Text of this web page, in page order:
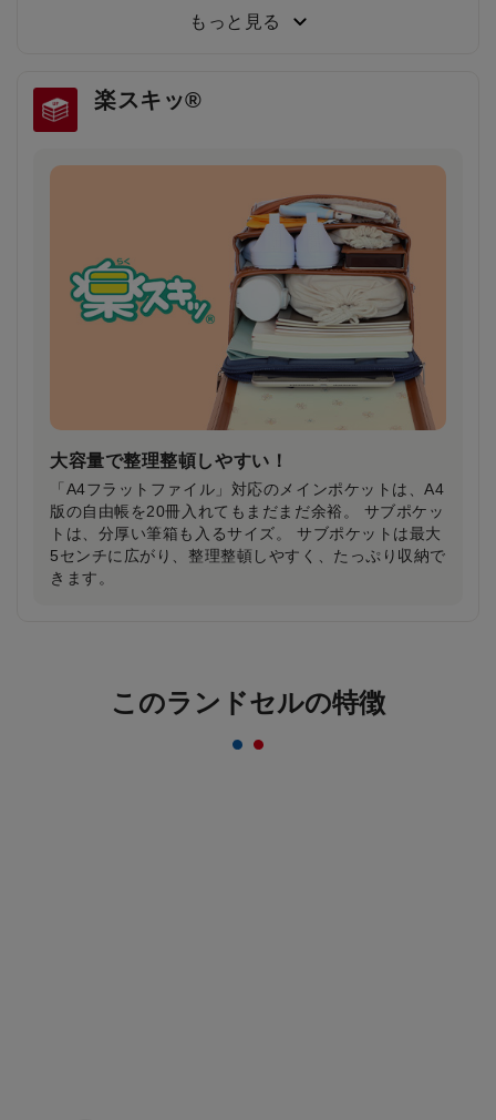
った結果、約80％が「楽ッションで通学したい」と回
雨の日や薄暗い夕方でもドライバーの注意を引
き安全・安心
雨で視界が悪い日や夕暮れ時に、ランドセルのふちが
ピカッと光り、ドライバーの注意を引きます。
一般的な反射材はシルバーカラーが多いのに対し、安
ピカッは素材の上に特殊加工を施すことにより、素材
もっと見る
楽スキッ®
大容量で整理整頓しやすい！
「A4フラットファイル」対応のメインポケットは、A4
版の自由帳を20冊入れてもまだまだ余裕。 サブポケッ
トは、分厚い筆箱も入るサイズ。 サブポケットは最大
5センチに広がり、整理整頓しやすく、たっぷり収納で
きます。
このランドセルの特徴